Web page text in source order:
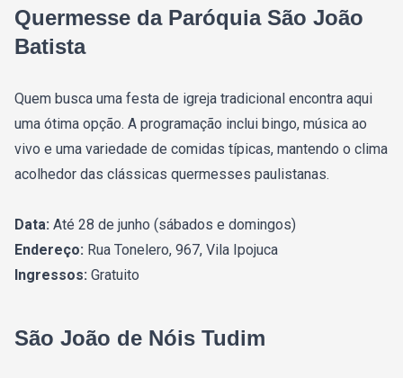
Quermesse da Paróquia São João
Batista
Quem busca uma festa de igreja tradicional encontra aqui
uma ótima opção. A programação inclui bingo, música ao
vivo e uma variedade de comidas típicas, mantendo o clima
acolhedor das clássicas quermesses paulistanas.
Data: Até 28 de junho (sábados e domingos)
Endereço: Rua Tonelero, 967, Vila Ipojuca
Ingressos: Gratuito
São João de Nóis Tudim